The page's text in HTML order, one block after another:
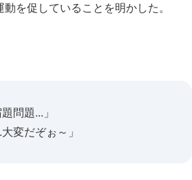
を促していることを明かした。
問題...」
変だぞぉ～」